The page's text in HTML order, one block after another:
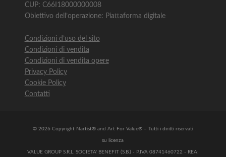
CUP: C66I18000000008
Obiettivo dell’operazione: Piattaforma digitale
Condizioni d’uso del sito
Condizioni di vendita
Condizioni di vendita opere
Privacy Policy
Cookie Policy
Contatti
© 2026 Copyright Nartist® and Art For Value® – Tutti i diritti riservati
su licenza
VALUE GROUP S.R.L. SOCIETA' BENEFIT (S.B.) - P.IVA 08741460722 - REA: